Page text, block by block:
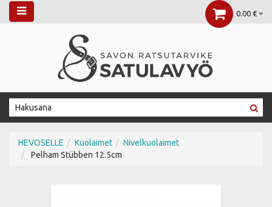
0.00 €
HEVOSELLE Kuolaimet
Nivelkuolaimet
Pelham Stübben 12.5cm